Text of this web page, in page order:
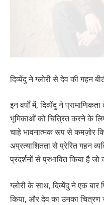
दिव्येंदु ने ग्लोरी से देव की गहन
इन वर्षों में, दिव्येंदु ने
भूमिकाओं को चित्रित करने के
चाहे भावनात्मक रूप से कमज़ोर
अप्रत्याशितता से प्रेरित गहन
प्रदर्शनों से प्रभावित किया है
ग्लोरी के साथ, दिव्येंदु ने एक बार
किया, और देव का उनका चित्रण